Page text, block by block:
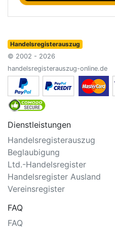
Handelsregisterauszug
© 2002 - 2026
handelsregisterauszug-online.de
Dienstleistungen
Handelsregisterauszug
Beglaubigung
Ltd.-Handelsregister
Handelsregister Ausland
Vereinsregister
FAQ
FAQ